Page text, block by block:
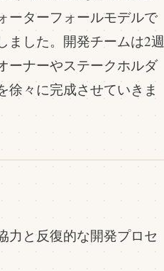
ーターフォールモデルで
ました。開発チームは2週
ーナーやステークホルダ
徐々に完成させていきま
力と反復的な開発プロセ